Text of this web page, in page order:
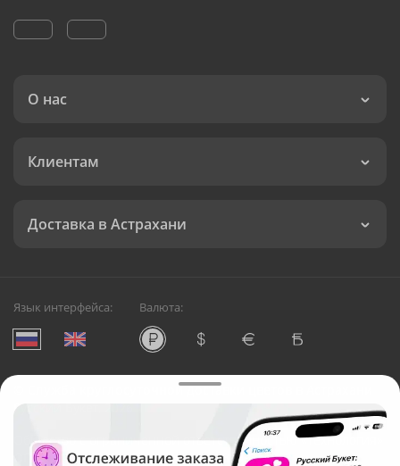
О нас
Клиентам
Доставка в Астрахани
Язык интерфейса: Валюта:
Служба круглосуточной доставки цветов в Астрахани
Русский Букет, 2026
Общество с ограниченной ответственностью «Технология»
ОГРН: 1195476081745, ИНН: 5410081997